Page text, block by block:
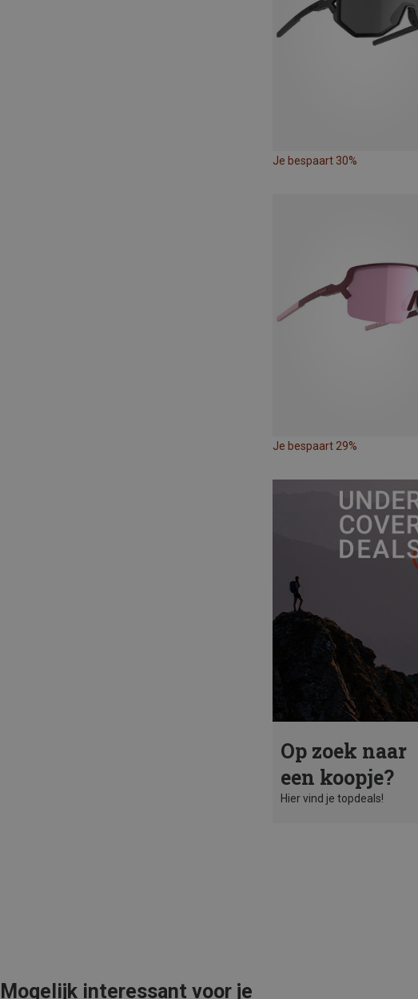
Je bespaart 30%
Je bespaart 29%
Op zoek naar
een koopje?
Hier vind je topdeals!
Mogelijk interessant voor je